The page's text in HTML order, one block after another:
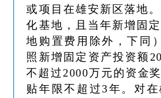
或项目在雄安新区落地
化基地，且当年新增固
地购置费用除外，下同
照新增固定资产投资额
不超过2000万元的资金
贴年限不超过3年。对